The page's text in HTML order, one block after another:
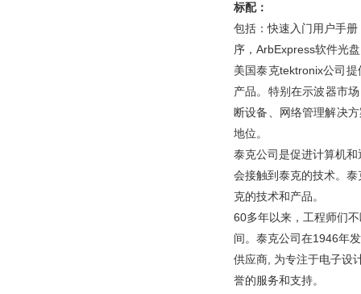
标配：
包括：快速入门用户手
序，ArbExpress软件光
美国泰克tektronix公司
产品。特别在示波器市
断设备、网络管理解决
地位。
泰克公司是促进计算机
会接触到泰克的技术。
克的技术和产品。
60多年以来，工程师们
间。泰克公司在1946年
供应商, 为专注于电子设
誉的服务和支持。